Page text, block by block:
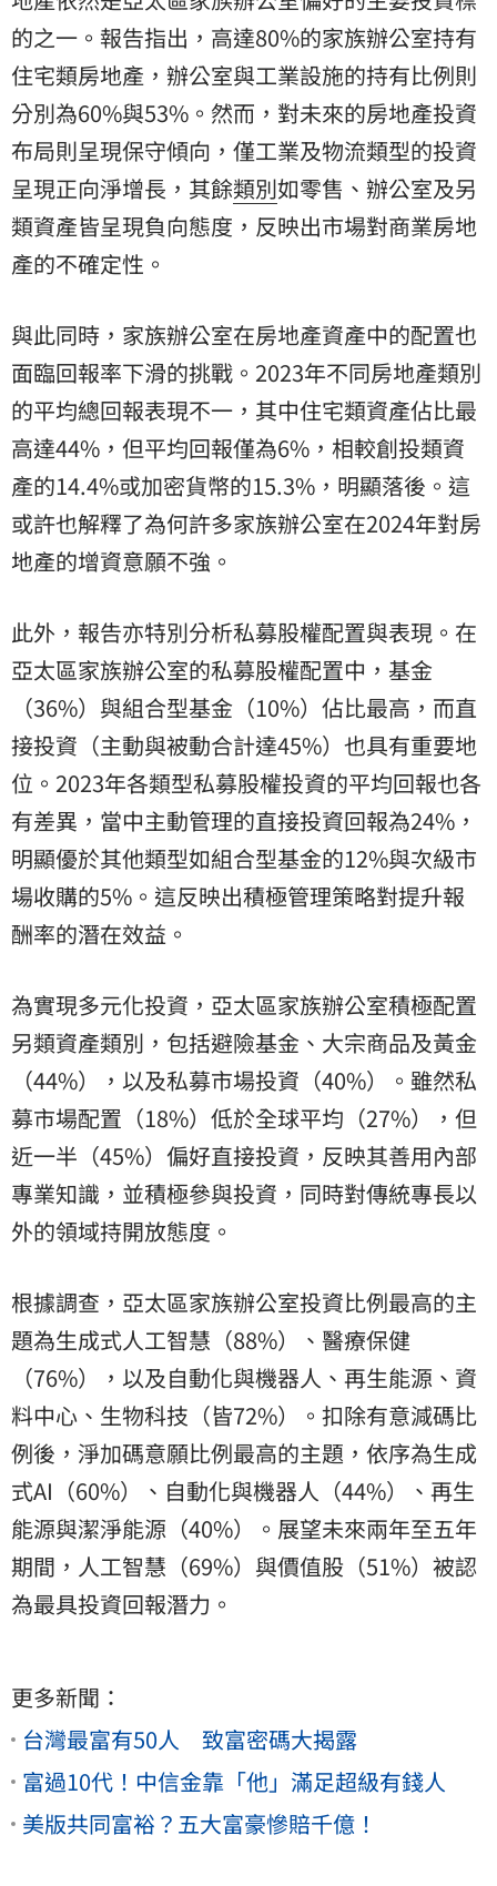
的之一。報告指出，高達80%的家族辦公室持有
住宅類房地產，辦公室與工業設施的持有比例則
分別為60%與53%。然而，對未來的房地產投資
布局則呈現保守傾向，僅工業及物流類型的投資
呈現正向淨增長，其餘類別如零售、辦公室及另
類資產皆呈現負向態度，反映出市場對商業房地
產的不確定性。
與此同時，家族辦公室在房地產資產中的配置也
面臨回報率下滑的挑戰。2023年不同房地產類別
的平均總回報表現不一，其中住宅類資產佔比最
高達44%，但平均回報僅為6%，相較創投類資
產的14.4%或加密貨幣的15.3%，明顯落後。這
或許也解釋了為何許多家族辦公室在2024年對房
地產的增資意願不強。
此外，報告亦特別分析私募股權配置與表現。在
亞太區家族辦公室的私募股權配置中，基金
（36%）與組合型基金（10%）佔比最高，而直
接投資（主動與被動合計達45%）也具有重要地
位。2023年各類型私募股權投資的平均回報也各
有差異，當中主動管理的直接投資回報為24%，
明顯優於其他類型如組合型基金的12%與次級市
場收購的5%。這反映出積極管理策略對提升報
酬率的潛在效益。
為實現多元化投資，亞太區家族辦公室積極配置
另類資產類別，包括避險基金、大宗商品及黃金
（44%），以及私募市場投資（40%）。雖然私
募市場配置（18%）低於全球平均（27%），但
近一半（45%）偏好直接投資，反映其善用內部
專業知識，並積極參與投資，同時對傳統專長以
外的領域持開放態度。
根據調查，亞太區家族辦公室投資比例最高的主
題為生成式人工智慧（88%）、醫療保健
（76%），以及自動化與機器人、再生能源、資
料中心、生物科技（皆72%）。扣除有意減碼比
例後，淨加碼意願比例最高的主題，依序為生成
式AI（60%）、自動化與機器人（44%）、再生
能源與潔淨能源（40%）。展望未來兩年至五年
期間，人工智慧（69%）與價值股（51%）被認
為最具投資回報潛力。
更多新聞：
台灣最富有50人 致富密碼大揭露
富過10代！中信金靠「他」滿足超級有錢人
美版共同富裕？五大富豪慘賠千億！